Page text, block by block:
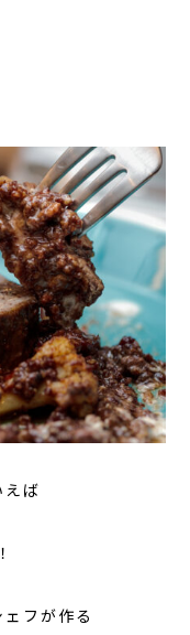
ば
フが作る